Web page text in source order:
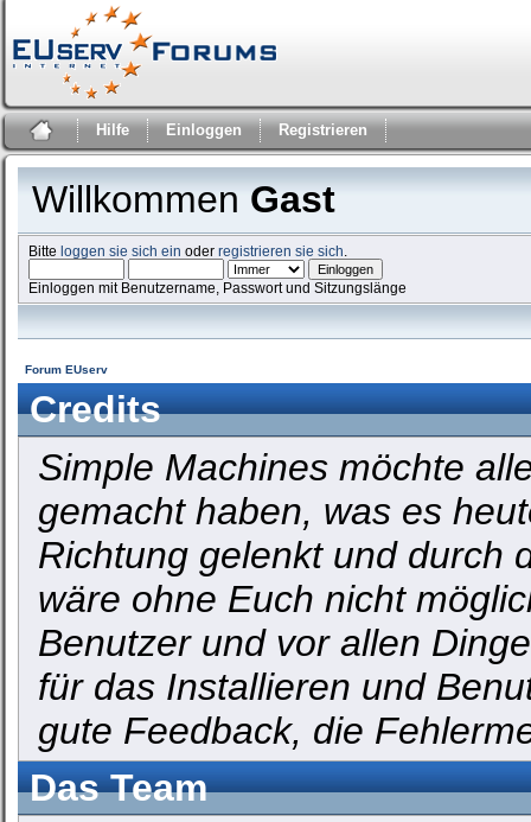
Hilfe Einloggen Registrieren
Willkommen Gast
Bitteloggen sie sich ein oderregistrieren sie sich
Einloggen mit Benutzername, Passwort und Sitzungslänge
Forum EUserv
Credits
Simple Machines möchte
gemacht haben, was es
Richtung gelenkt und durch
wäre ohne Euch nicht
Benutzer und vor allen
für das Installieren und
gute Feedback, die
Das Team